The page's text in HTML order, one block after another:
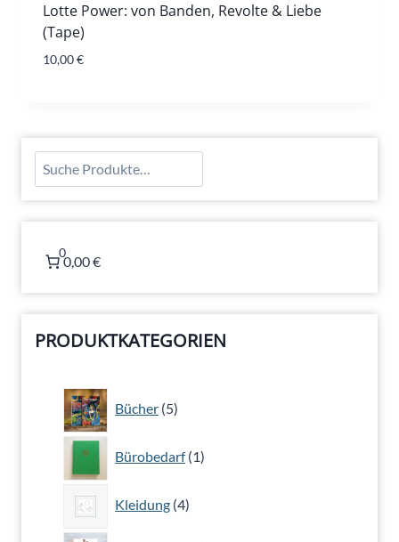
Lotte Power: von Banden, Revolte & Liebe
(Tape)
10,00€
Suchen
0
0,00 €
PRODUKTKATEGORIEN
Bücher 5
Produkte
Bürobedarf 1
Produkt
Kleidung 4
Produkte